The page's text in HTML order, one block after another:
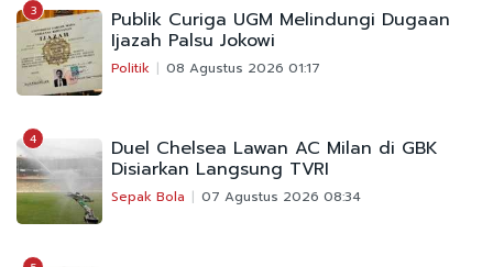
3 Publik Curiga UGM Melindungi Dugaan
Ijazah Palsu Jokowi
Politik 08 Agustus 2026 01:17
4 Duel Chelsea Lawan AC Milan di GBK
Disiarkan Langsung TVRI
Sepak Bola 07 Agustus 2026 08:34